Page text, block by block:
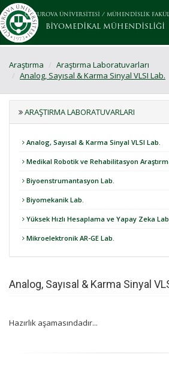
ÇUKUROVA ÜNİVERSİTESİ / MÜHENDİSLİK
BİYOMEDİKAL MÜHENDİSLİĞİ
Araştırma
Araştırma Laboratuvarları
Analog, Sayısal & Karma Sinyal VLSI Lab.
ARAŞTIRMA LABORATUVARLARI
Analog, Sayısal & Karma Sinyal VLSI Lab.
Medikal Robotik ve Rehabilitasyon
Biyoenstrumantasyon Lab.
Biyomekanik Lab.
Yüksek Hızlı Hesaplama ve Yapay Zeka
Mikroelektronik AR-GE Lab.
Analog, Sayısal & Karma Sinyal
Hazırlık aşamasındadır...